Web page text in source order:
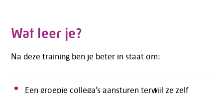
Wat leer je?
Na deze training ben je beter in staat om:
Een groepje collega’s aansturen terwijl ze zelf